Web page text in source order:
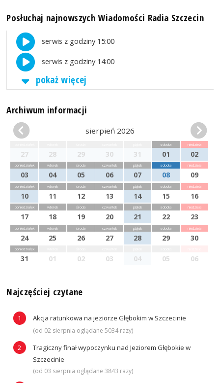
Posłuchaj najnowszych Wiadomości Radia Szczecin
serwis z godziny 15:00
serwis z godziny 14:00
pokaż więcej
Archiwum informacji
sierpień 2026
27 28 29 30 31
sobota
01
niedziela
02
poniedziałek
03
wtorek
04
środa
05
czwartek
06
piątek
07
sobota
08
niedziela
09
poniedziałek
10
wtorek
11
środa
12
czwartek
13
piątek
14
sobota
15
niedziela
16
poniedziałek
17
wtorek
18
środa
19
czwartek
20
piątek
21
sobota
22
niedziela
23
poniedziałek
24
wtorek
25
środa
26
czwartek
27
piątek
28
sobota
29
niedziela
30
poniedziałek
31 01 02 03 04 05 06
Najczęściej czytane
Akcja ratunkowa na jeziorze Głębokim w Szczecinie
(od 02 sierpnia oglądane 5034 razy)
Tragiczny finał wypoczynku nad Jeziorem Głębokie w
Szczecinie
(od 03 sierpnia oglądane 3843 razy)